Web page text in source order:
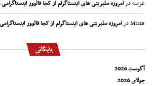
غریبهدرامروزه سلبریتی های اینستاگرام از کجا فالوور
Mirzaدرامروزه سلبریتی های اینستاگرام از کجا فالوور
بایگانی
آگوست 2026
جولای 2026